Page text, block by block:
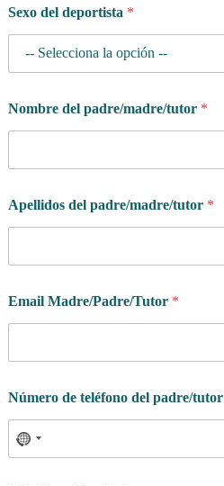
Sexo del deportista *
Nombre del padre/madre/tutor *
Apellidos del padre/madre/tutor *
Email Madre/Padre/Tutor *
Número de teléfono del padre/tutor